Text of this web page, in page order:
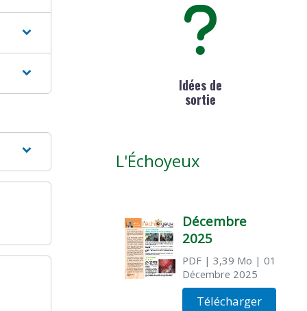
Idées de
sortie
L'Échoyeux
Décembre
2025
PDF| 3,39 Mo | 01
Décembre 2025
Télécharger